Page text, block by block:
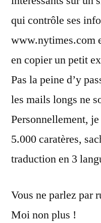
qui contrôle ses
www.nytimes.com
en copier un petit
Pas la peine d’y
les mails longs ne
Personnellement,
5.000 caratères,
traduction en 3
Vous ne parlez par
Moi non plus !